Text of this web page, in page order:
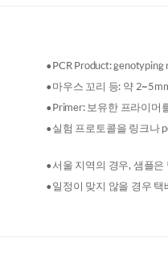
•PCR Product:
•마우스 꼬리 등: 약
•Primer: 보유한 프라이머
•실험 프로토콜을 링크나
•서울 지역의 경우, 샘플
•일정이 맞지 않을 경우